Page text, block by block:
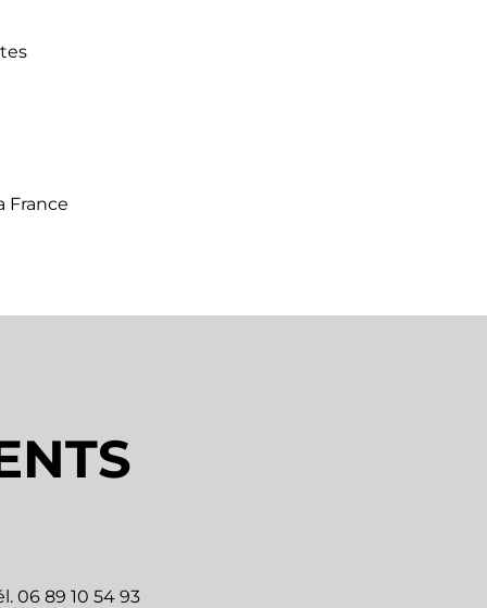
France
06 89 10 54 93